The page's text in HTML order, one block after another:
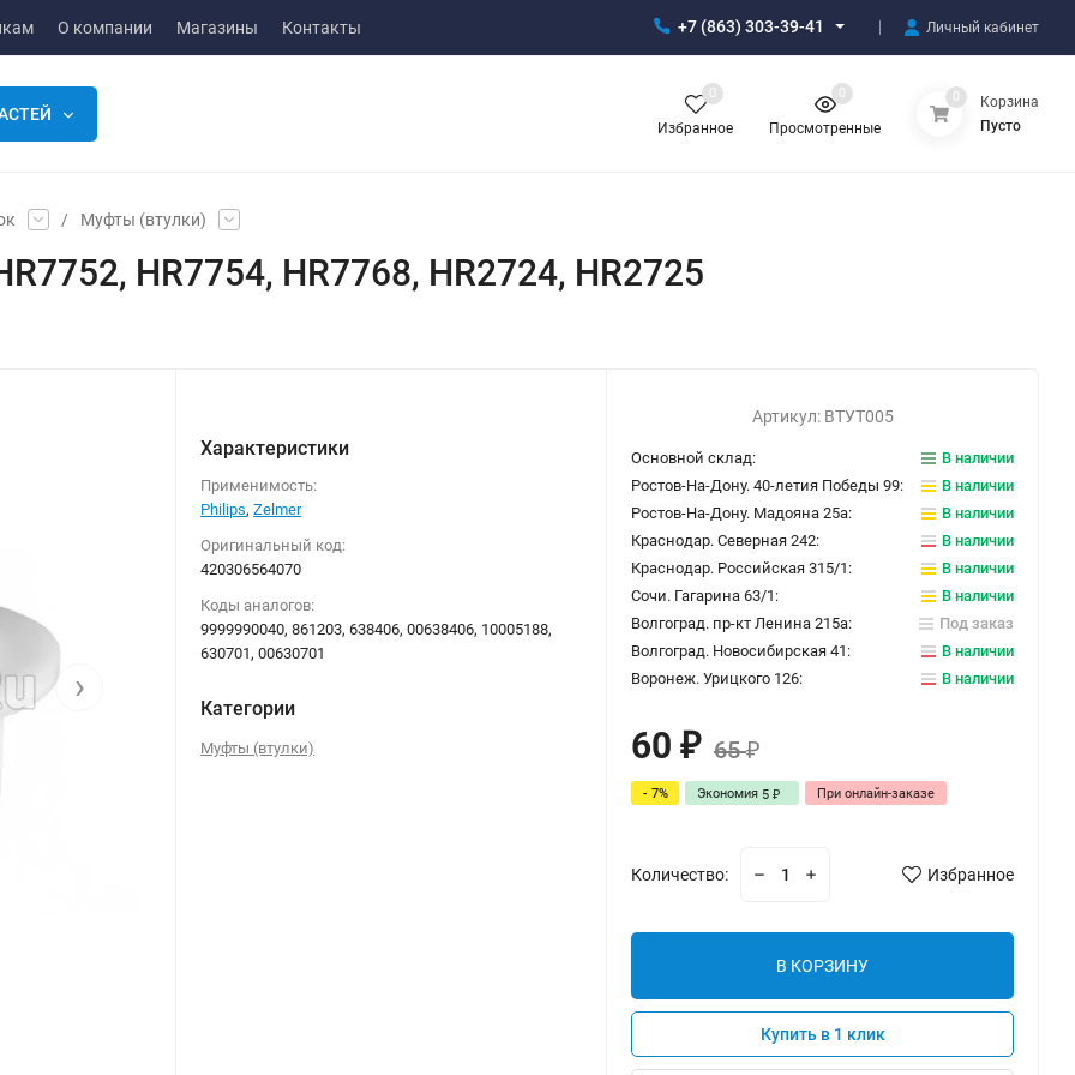
О компании Магазины Контакты +7 (863) 303-39-41 Личный кабинет
Избранное
0
Просмотренные
0 0
Корзина
Пусто
/ Муфты (втулки)
HR7754, HR7768, HR2724, HR2725
›
Характеристики
Применимость:
Philips,Zelmer
Оригинальный код:
420306564070
Коды аналогов:
9999990040, 861203, 638406, 00638406, 10005188,
630701, 00630701
Категории
Муфты (втулки)
Артикул: ВТУТ005
Основной склад:
В наличии
Ростов-На-Дону. 40-летия Победы 99:
В наличии
Ростов-На-Дону. Мадояна 25а:
В наличии
Краснодар. Северная 242:
В наличии
Краснодар. Российская 315/1:
В наличии
Сочи. Гагарина 63/1:
В наличии
Волгоград. пр-кт Ленина 215а:
Под заказ
Волгоград. Новосибирская 41:
В наличии
Воронеж. Урицкого 126:
В наличии
60₽ 65₽
- 7% Экономия 5₽ При онлайн-заказе
Количество: Избранное
В КОРЗИНУ
Купить в 1 клик